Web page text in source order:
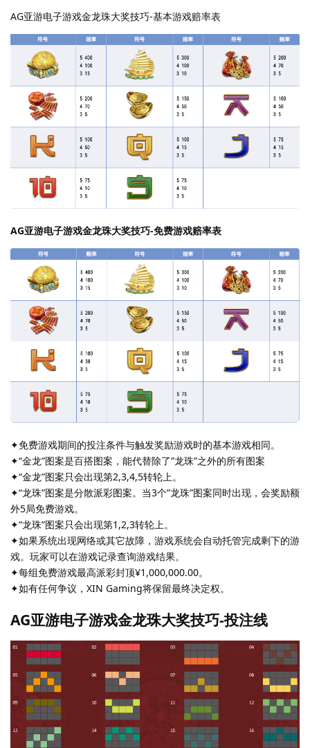
AG亚游电子游戏金龙珠大奖技巧-基本游戏赔率表
AG亚游电子游戏金龙珠大奖技巧-免费游戏赔率表
✦免费游戏期间的投注条件与触发奖励游戏时的基本游戏相同。
✦“金龙”图案是百搭图案，能代替除了”龙珠”之外的所有图案
✦“金龙”图案只会出现第2,3,4,5转轮上。
✦“龙珠”图案是分散派彩图案。当3个”龙珠”图案同时出现，会奖励额
外5局免费游戏。
✦“龙珠”图案只会出现第1,2,3转轮上。
✦如果系统出现网络或其它故障，游戏系统会自动托管完成剩下的游
戏。玩家可以在游戏记录查询游戏结果。
✦每组免费游戏最高派彩封顶¥1,000,000.00。
✦如有任何争议，XIN Gaming将保留最终决定权。
AG亚游电子游戏金龙珠大奖技巧-投注线